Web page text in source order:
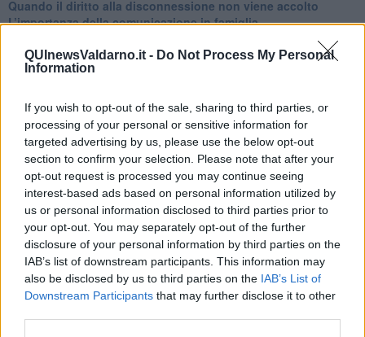
QUInewsValdarno.it - Do Not Process My Personal
Information
If you wish to opt-out of the sale, sharing to third parties, or
processing of your personal or sensitive information for
targeted advertising by us, please use the below opt-out
section to confirm your selection. Please note that after your
opt-out request is processed you may continue seeing
interest-based ads based on personal information utilized by
us or personal information disclosed to third parties prior to
your opt-out. You may separately opt-out of the further
disclosure of your personal information by third parties on the
IAB’s list of downstream participants. This information may
also be disclosed by us to third parties on the IAB’s List of
Downstream Participants that may further disclose it to other
Quando il diritto alla disconnessione non viene accolto
​L’importanza della comunicazione in famiglia
​Il pensiero dicotomico e la salute mentale
​Consigli di lettura per genitori e non solo
​Differenze tra persone frustrate e non
L’invisibile fatica mentale
Vacanze a km zero
​Buone Vacan(si)e!
​Il lato positivo delle cose
​Storie antiche di tempi moderni
​Quello che alle mamme non dicono
Adultescenza
Homo imbecillis
​4 anni di Blog
Quando il silenzio è aggressivo
​Il passato, questo conosciuto!
​Clima ballerino e sbalzi d’umore